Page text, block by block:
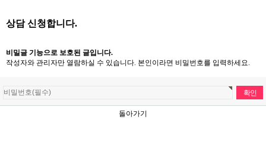
상담 신청합니다.
비밀글 기능으로 보호된 글입니다.
작성자와 관리자만 열람하실 수 있습니다. 본인이라면 비밀번호를 입력하세요.
돌아가기